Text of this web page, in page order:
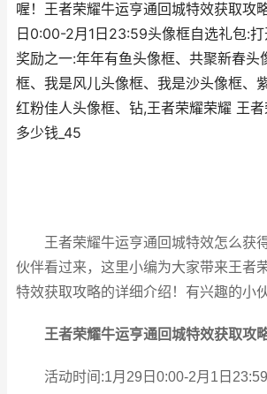
喔！王者荣耀牛运亨通回城特效获取攻
日0:00-2月1日23:59头像框自选礼包:
奖励之一:年年有鱼头像框、共聚新春头
框、我是风儿头像框、我是沙头像框、
红粉佳人头像框、钻,王者荣耀荣耀 王
多少钱_45
王者荣耀牛运亨通回城特效怎么获
伙伴看过来，这里小编为大家带来王者
特效获取攻略的详细介绍！有兴趣的小
王者荣耀牛运亨通回城特效获取攻
活动时间:1月29日0:00-2月1日23:59